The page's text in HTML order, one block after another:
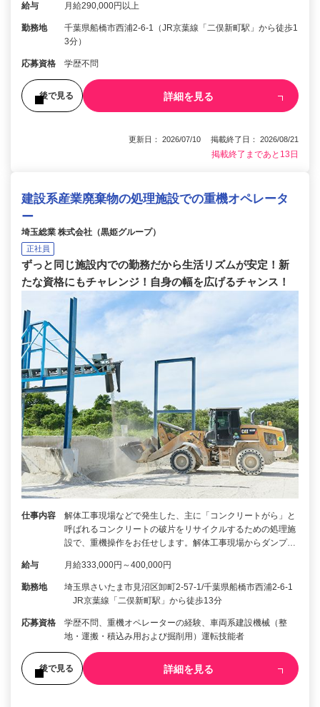
給与 月給290,000円以上
勤務地
千葉県船橋市西浦2-6-1（JR京葉線「二俣新町駅」から徒歩1
3分）
応募資格 学歴不問
後で見る 詳細を見る
更新日： 2026/07/10 掲載終了日： 2026/08/21
掲載終了まであと13日
建設系産業廃棄物の処理施設での重機オペレータ
ー
埼玉総業 株式会社（黒姫グループ）
正社員
ずっと同じ施設内での勤務だから生活リズムが安定！新
たな資格にもチャレンジ！自身の幅を広げるチャンス！
仕事内容
解体工事現場などで発生した、主に「コンクリートがら」と
呼ばれるコンクリートの破片をリサイクルするための処理施
設で、重機操作をお任せします。解体工事現場からダンプ…
給与 月給333,000円～400,000円
勤務地
埼玉県さいたま市見沼区卸町2-57-1/千葉県船橋市西浦2-6-1
JR京葉線「二俣新町駅」から徒歩13分
応募資格
学歴不問、重機オペレーターの経験、車両系建設機械（整
地・運搬・積込み用および掘削用）運転技能者
後で見る 詳細を見る